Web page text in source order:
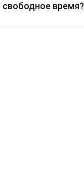
свободное время?